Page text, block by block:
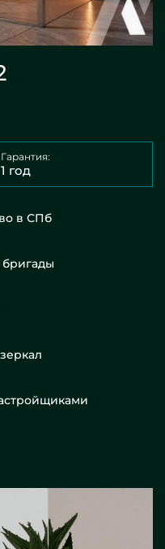
Гарантия:
1 год
в СПб